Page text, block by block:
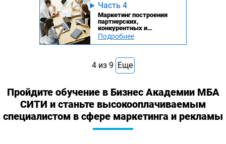
Часть 4
Маркетинг построения
партнерских,
конкурентных и
клиентских отношений
Подробнее
4из 9 Еще
Пройдите обучение в Бизнес Академии МБА
СИТИ и станьте высокооплачиваемым
специалистом в сфере маркетинга и рекламы